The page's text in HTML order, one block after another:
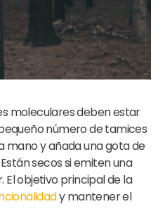
moleculares deben estar
número de tamices
mano y añada una gota de
secos si emiten una
El objetivo principal de la
y mantener el